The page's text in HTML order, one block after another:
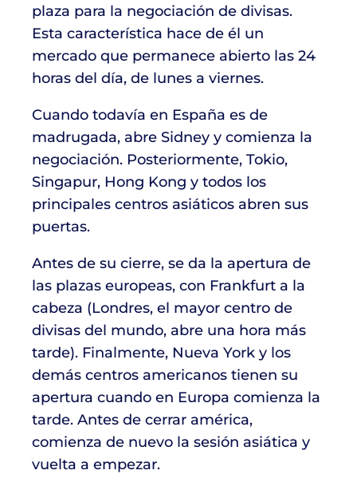
plaza para la negociación de divisas.
Esta característica hace de él un
mercado que permanece abierto las 24
horas del día, de lunes a viernes.
Cuando todavía en España es de
madrugada, abre Sidney y comienza la
negociación. Posteriormente, Tokio,
Singapur, Hong Kong y todos los
principales centros asiáticos abren sus
puertas.
Antes de su cierre, se da la apertura de
las plazas europeas, con Frankfurt a la
cabeza (Londres, el mayor centro de
divisas del mundo, abre una hora más
tarde). Finalmente, Nueva York y los
demás centros americanos tienen su
apertura cuando en Europa comienza la
tarde. Antes de cerrar américa,
comienza de nuevo la sesión asiática y
vuelta a empezar.